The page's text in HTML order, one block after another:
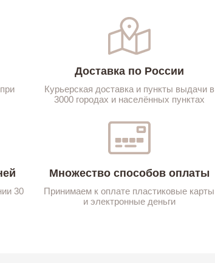
Доставка по России
Курьерская доставка и пункты выдачи в
3000 городах и населённых пунктах
30
Множество способов оплаты
Принимаем к оплате пластиковые карты
и электронные деньги